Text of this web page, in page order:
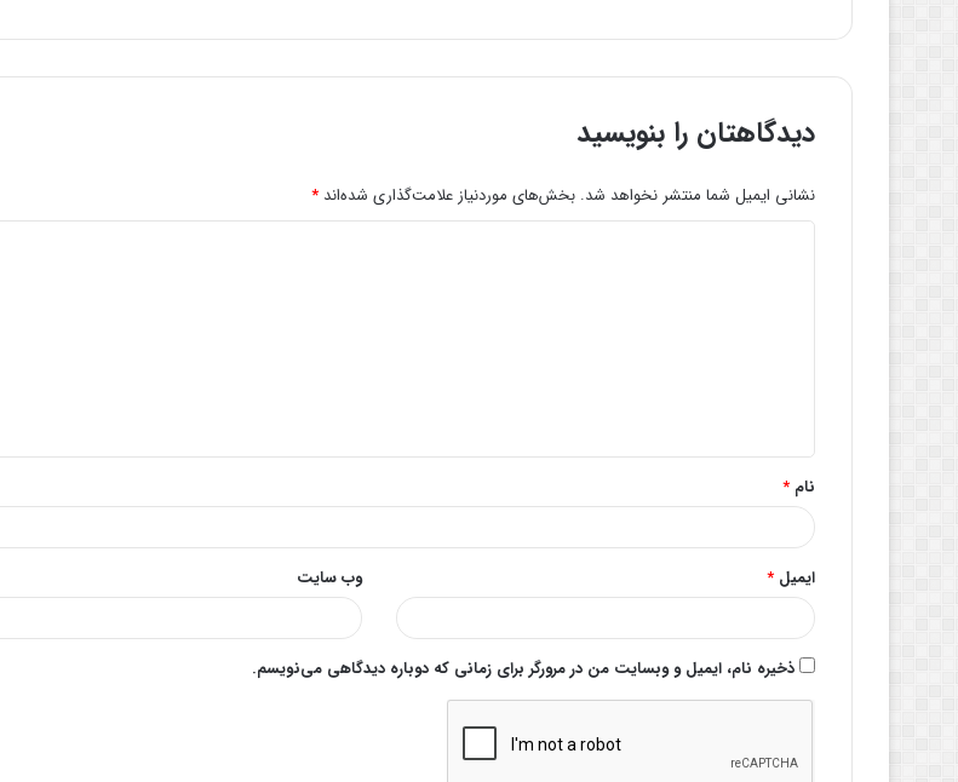
دیدگاهتان را بنویسید
نشانی ایمیل شما منتشر نخواهد شد. بخش‌های موردنیاز علامت‌گذاری شده‌اند *
*
نام *
ایمیل * وب‌ سایت
ذخیره نام، ایمیل و وبسایت من در مرورگر برای زمانی که دوباره دیدگاهی می‌نویسم.